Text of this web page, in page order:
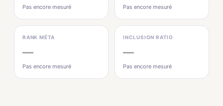
Pas encore mesuré Pas encore mesuré
RANK MÉTA
—
Pas encore mesuré
INCLUSION RATIO
—
Pas encore mesuré